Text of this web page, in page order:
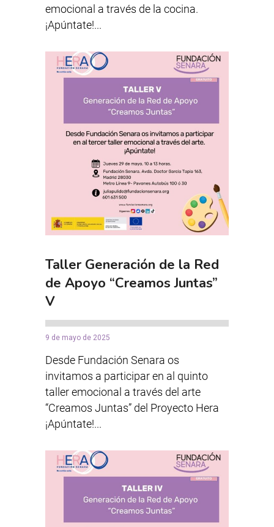
emocional a través de la cocina.
¡Apúntate!...
Taller Generación de la Red
de Apoyo “Creamos Juntas”
V
9 de mayo de 2025
Desde Fundación Senara os
invitamos a participar en al quinto
taller emocional a través del arte
“Creamos Juntas” del Proyecto Hera
¡Apúntate!...